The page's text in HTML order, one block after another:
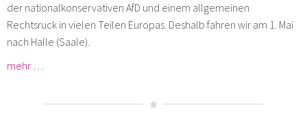
der nationalkonservativen AfD und einem allgemeinen
Rechtsruck in vielen Teilen Europas. Deshalb fahren wir am 1. Mai
nach Halle (Saale).
mehr …